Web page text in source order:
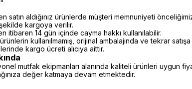
satın aldığınız ürünlerde müşteri memnuniyeti
şekilde kargoya verilir.
itibaren 14 gün içinde cayma hakkı kullanılabilir.
kullanılmamış, orijinal ambalajında ve tekrar
kargo ücreti alıcıya aittir.
mutfak ekipmanları alanında kaliteli ürünleri uygun
değer katmaya devam etmektedir.